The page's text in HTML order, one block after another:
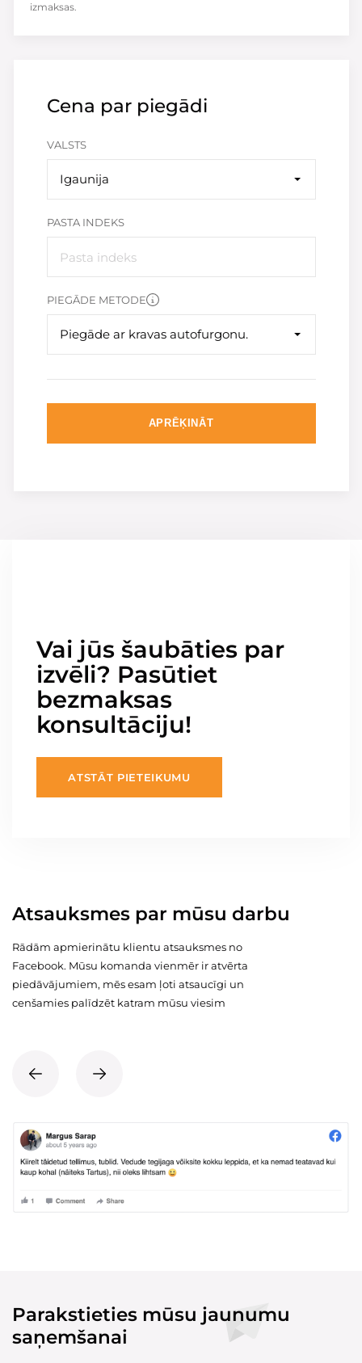
Cena par piegādi
VALSTS
Igaunija
PASTA INDEKS
PIEGĀDE METODE
Piegāde ar kravas autofurgonu.
APRĒĶINĀT
izmaksas.
Vai jūs šaubāties par
izvēli? Pasūtiet
bezmaksas
konsultāciju!
ATSTĀT PIETEIKUMU
Atsauksmes par mūsu darbu
Rādām apmierinātu klientu atsauksmes no
Facebook. Mūsu komanda vienmēr ir atvērta
piedāvājumiem, mēs esam ļoti atsaucīgi un
cenšamies palīdzēt katram mūsu viesim
Parakstieties mūsu jaunumu
saņemšanai